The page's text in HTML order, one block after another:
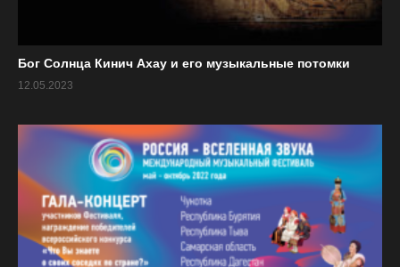
Анастасия Новосёлова (гуцинь).
20.08
«Лики европейского романтизма»
Шолпан Барлыкова
(фортепиано)
«Дети солнца». Музыка Латинской
Америки и Азербайджана.
Паула Андреа Гальего Гутьеррес
Колумбия (кларнет),
Бог Солнца Кинич Ахау и его музыкальные потомки
12.05.2023